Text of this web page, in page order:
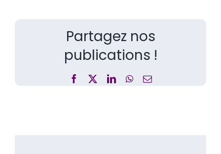
Partagez nos
publications !
Facebook LinkedInWhatsApp
Email